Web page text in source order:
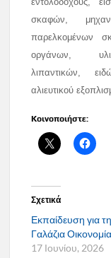
σκαφών,
παρελκομένων
οργάνων,
λιπαντικών,
αλιευτικού
Κοινοποιήστε:
Σχετικά
Εκπαίδευση για τη
Γαλάζια Οικονομία
17 Ιουνίου, 2026